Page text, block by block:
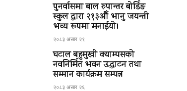
पुनर्वासमा बाल रुपान्तर बोर्डिङ
स्कुल द्धारा २१३औँ भानु जयन्ती
भव्य रूपमा मनाईयो।
२०८३ असार २९
घटाल बहुमुखी क्याम्पसको
नवनिर्मित भवन उद्घाटन तथा
सम्मान कार्यक्रम सम्पन्न
२०८३ असार २६